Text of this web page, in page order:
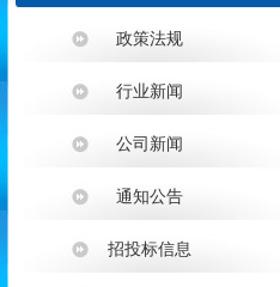
政策法规
行业新闻
公司新闻
通知公告
招投标信息